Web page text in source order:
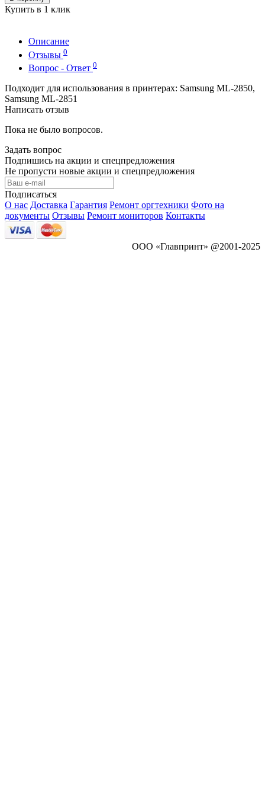
Купить в 1 клик
Описание
Отзывы 0
Вопрос - Ответ 0
Подходит для использования в принтерах: Samsung ML-2850,
Samsung ML-2851
Написать отзыв
Пока не было вопросов.
Задать вопрос
Подпишись на акции и спецпредложения
Не пропусти новые акции и спецпредложения
Подписаться
О нас Доставка Гарантия Ремонт оргтехники Фото на
документы Отзывы Ремонт мониторов Контакты
ООО «Главпринт» @2001-2025